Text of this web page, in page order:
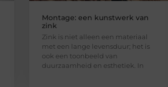
Montage: een kunstwerk van
zink
Zink is niet alleen een materiaal
met een lange levensduur; het is
ook een toonbeeld van
duurzaamheid en esthetiek. In